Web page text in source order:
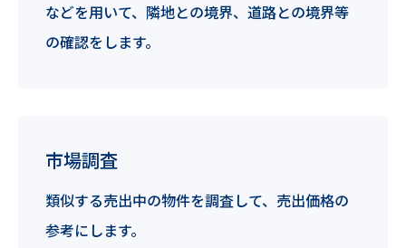
などを用いて、隣地との境界、道路との境界等
の確認をします。
市場調査
類似する売出中の物件を調査して、売出価格の
参考にします。